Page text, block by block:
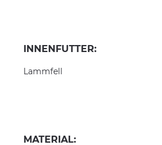
INNENFUTTER:
Lammfell
MATERIAL: